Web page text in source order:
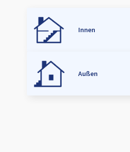
Innen
Außen